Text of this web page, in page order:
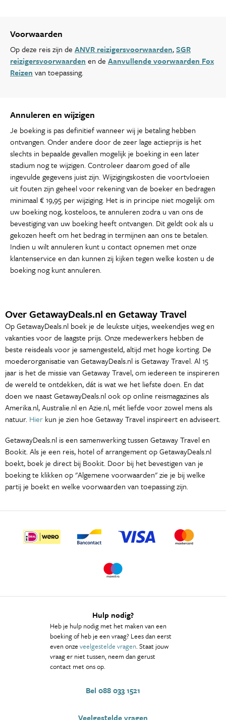
Voorwaarden
Op deze reis zijn de ANVR reizigersvoorwaarden,SGR
reizigersvoorwaarden en de Aanvullende voorwaarden Fox
Reizen van toepassing.
Annuleren en wijzigen
Je boeking is pas definitief wanneer wij je betaling hebben
ontvangen. Onder andere door de zeer lage actieprijs is het
slechts in bepaalde gevallen mogelijk je boeking in een later
stadium nog te wijzigen. Controleer daarom goed of alle
ingevulde gegevens juist zijn. Wijzigingskosten die voortvloeien
uit fouten zijn geheel voor rekening van de boeker en bedragen
minimaal € 19,95 per wijziging. Het is in principe niet mogelijk om
uw boeking nog, kosteloos, te annuleren zodra u van ons de
bevestiging van uw boeking heeft ontvangen. Dit geldt ook als u
gekozen heeft om het bedrag in termijnen aan ons te betalen.
Indien u wilt annuleren kunt u contact opnemen met onze
klantenservice en dan kunnen zij kijken tegen welke kosten u de
boeking nog kunt annuleren.
Over GetawayDeals.nl en Getaway Travel
Op GetawayDeals.nl boek je de leukste uitjes, weekendjes weg en
vakanties voor de laagste prijs. Onze medewerkers hebben de
beste reisdeals voor je samengesteld, altijd met hoge korting. De
moederorganisatie van GetawayDeals.nl is Getaway Travel. Al 15
jaar is het de missie van Getaway Travel, om iedereen te inspireren
de wereld te ontdekken, dát is wat we het liefste doen. En dat
doen we naast GetawayDeals.nl ook op online reismagazines als
Amerika.nl, Australie.nl en Azie.nl, mét liefde voor zowel mens als
natuur. Hier kun je zien hoe Getaway Travel inspireert en adviseert.
GetawayDeals.nl is een samenwerking tussen Getaway Travel en
Bookit. Als je een reis, hotel of arrangement op GetawayDeals.nl
boekt, boek je direct bij Bookit. Door bij het bevestigen van je
boeking te klikken op "Algemene voorwaarden" zie je bij welke
partij je boekt en welke voorwaarden van toepassing zijn.
Hulp nodig?
Heb je hulp nodig met het maken van een
boeking of heb je een vraag? Lees dan eerst
even onze veelgestelde vragen. Staat jouw
vraag er niet tussen, neem dan gerust
contact met ons op.
Bel 088 033 1521
Veelgestelde vragen